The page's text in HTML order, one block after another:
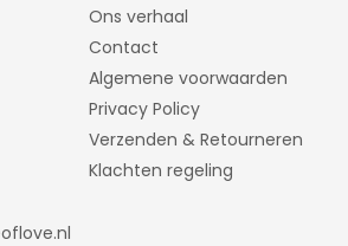
Ons verhaal
Contact
Algemene voorwaarden
Privacy Policy
Verzenden & Retourneren
Klachten regeling